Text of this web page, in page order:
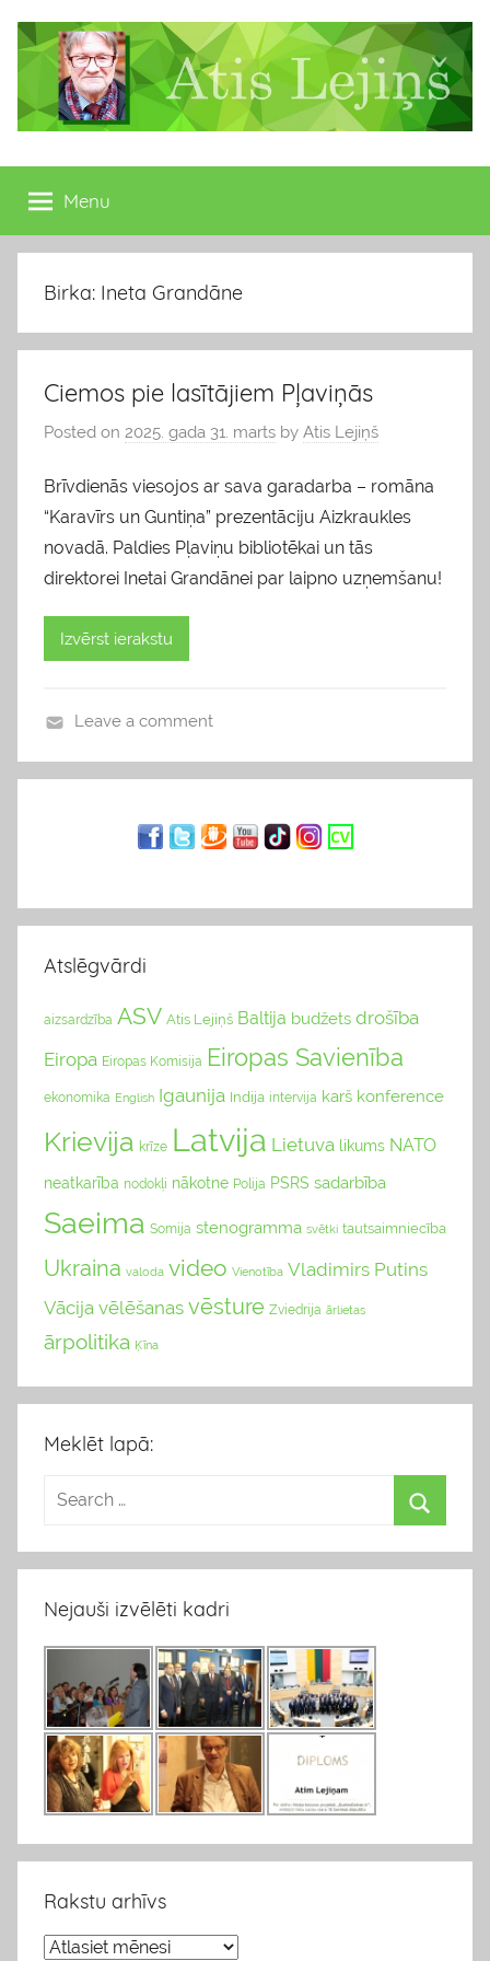
content
Atis
Lejiņš
13.
Saeimas
deputāts
Menu
Birka: Ineta Grandāne
Ciemos pie lasītājiem Pļaviņās
Posted on 2025. gada 31. marts by Atis Lejiņš
Brīvdienās viesojos ar sava garadarba – romāna
“Karavīrs un Guntiņa” prezentāciju Aizkraukles
novadā. Paldies Pļaviņu bibliotēkai un tās
direktorei Inetai Grandānei par laipno uzņemšanu!
Izvērst ierakstu
l
Leave a comment
Atslēgvārdi
aizsardzība ASV Atis Lejiņš Baltija budžets drošība
Eiropa Eiropas Komisija Eiropas Savienība
ekonomika English Igaunija Indija intervija karš konference
Krievija krīze Latvija Lietuva likums NATO
neatkarība nodokļi nākotne Polija PSRS sadarbība
Saeima Somija stenogramma svētki tautsaimniecība
Ukraina valoda video Vienotība Vladimirs Putins
Vācija vēlēšanas vēsture Zviedrija ārlietas
ārpolitika Ķīna
Meklēt lapā:
Nejauši izvēlēti kadri
Rakstu arhīvs
R